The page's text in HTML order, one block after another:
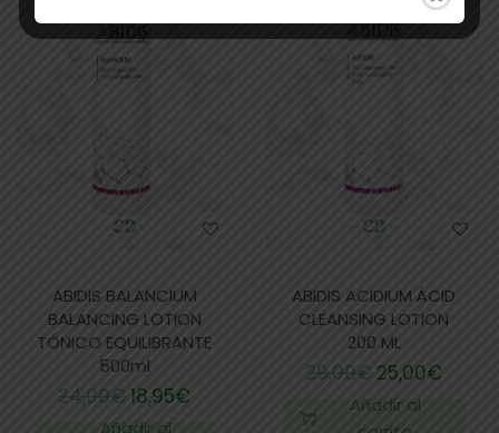
ABIDIS BALANCIUM
BALANCING LOTION
TÓNICO EQUILIBRANTE
500ml
24,00€18,95€
Añadir al
ABIDIS ACIDIUM ÁCID
CLEANSING LOTION
200 ML
29,00€25,00€
Añadir al